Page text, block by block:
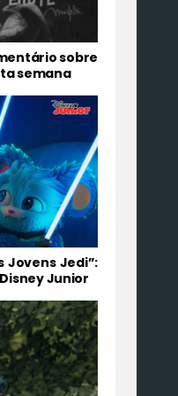
sobre
semana
Jovens Jedi”:
Junior